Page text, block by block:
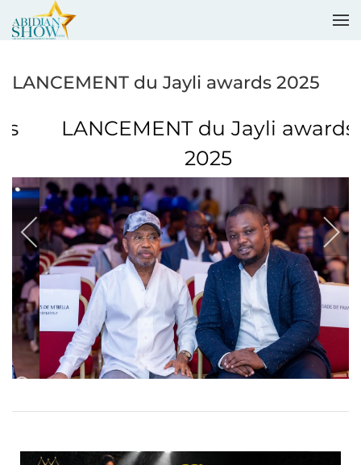
LANCEMENT du Jayli awards 2025
LANCEMENT du Jayli awards
2025